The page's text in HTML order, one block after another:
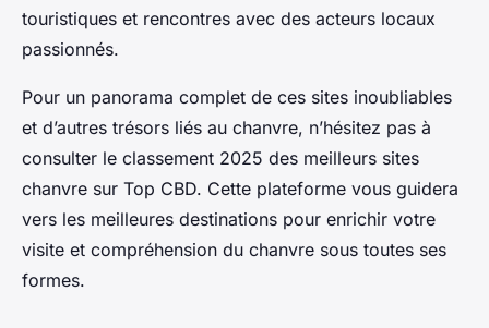
touristiques et rencontres avec des acteurs locaux
passionnés.
Pour un panorama complet de ces sites inoubliables
et d’autres trésors liés au chanvre, n’hésitez pas à
consulter le classement 2025 des meilleurs sites
chanvre sur Top CBD. Cette plateforme vous guidera
vers les meilleures destinations pour enrichir votre
visite et compréhension du chanvre sous toutes ses
formes.